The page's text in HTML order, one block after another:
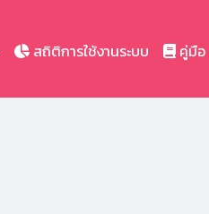
สถิติการใช้งานระบบ คู่มือ